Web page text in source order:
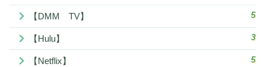
【DMM TV】 5
【Hulu】 3
【Netflix】 5